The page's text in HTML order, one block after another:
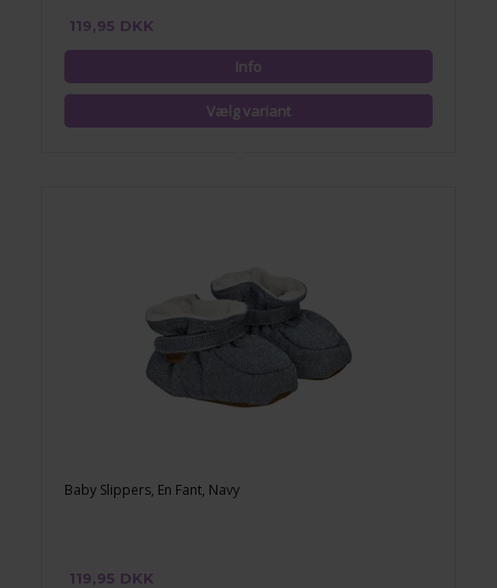
119,95 DKK
Baby Slippers, En Fant, Navy
119,95 DKK